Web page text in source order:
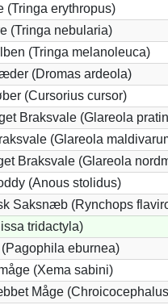
(Tringa erythropus)
(Tringa nebularia)
(Tringa melanoleuca)
(Dromas ardeola)
(Cursorius cursor)
Braksvale (Glareola
(Glareola
Braksvale (Glareola
(Anous stolidus)
Saksnæb (Rynchops
tridactyla)
(Pagophila eburnea)
(Xema sabini)
Måge